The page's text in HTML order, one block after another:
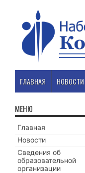
ГЛАВНАЯ НОВОСТИ
МЕНЮ
Главная
Новости
Сведения об
образовательной
организации